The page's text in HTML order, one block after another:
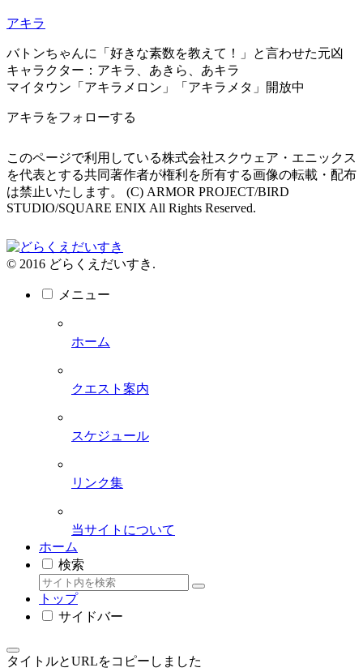
アキラ
バトンちゃんに「好きな素数を教えて！」と言わせた元凶
キャラクター：アキラ、あきら、あキラ
マイタウン「アキラメロン」「アキラメタ」開放中
アキラをフォローする
このページで利用している株式会社スクウェア・エニックス
を代表とする共同著作者が権利を所有する画像の転載・配布
は禁止いたします。 (C) ARMOR PROJECT/BIRD
STUDIO/SQUARE ENIX All Rights Reserved.
© 2016 どらくえだいすき.
メニュー
ホーム
クエスト案内
スケジュール
リンク集
当サイトについて
ホーム
検索
トップ
サイドバー
タイトルとURLをコピーしました